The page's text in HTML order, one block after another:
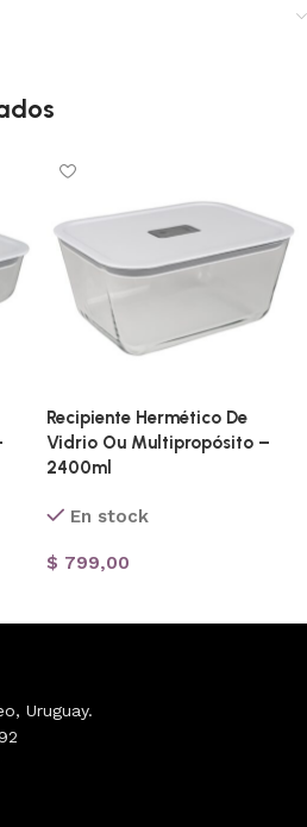
Recipiente Hermético De
Vidrio Ou Multipropósito –
2400ml
En stock
$ 799,00
Uruguay.